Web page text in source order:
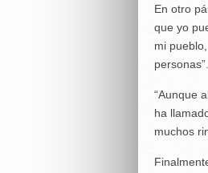
En otro
que yo
mi
personas”.
“Aunque
ha
muchos